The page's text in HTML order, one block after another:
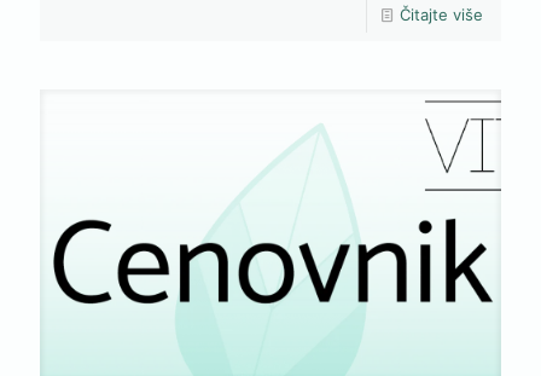
Čitajte više